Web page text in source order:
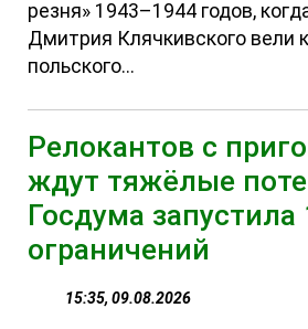
резня» 1943–1944 годов,
Дмитрия Клячкивского вели
польского...
Релокантов с
ждут тяжёлые
Госдума запустила
ограничений
15:35, 09.08.2026